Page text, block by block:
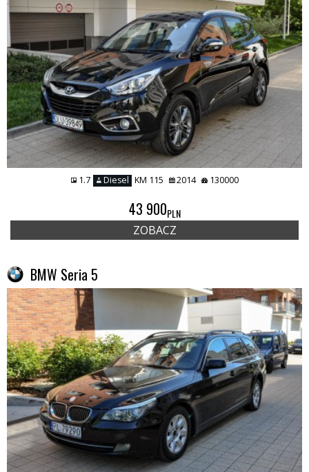
1.7 Diesel KM 115 2014 130000
43 900PLN
ZOBACZ
BMW Seria 5